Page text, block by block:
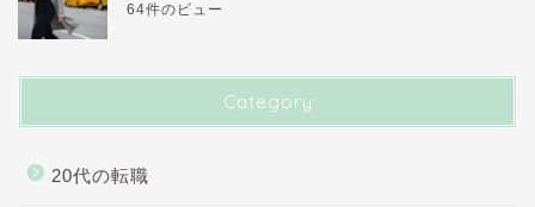
64件のビュー
Category
20代の転職